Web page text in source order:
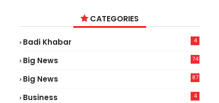
CATEGORIES
Badi Khabar 4
Big News
74
Big News
87
Business 4